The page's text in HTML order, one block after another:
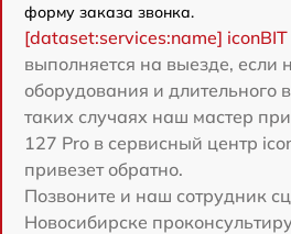
форму заказа звонка.
[dataset:services:name]
выполняется на выезде, если
оборудования и длительного
таких случаях наш мастер
127 Pro в сервисный центр
привезет обратно.
Позвоните и наш сотрудник
Новосибирске